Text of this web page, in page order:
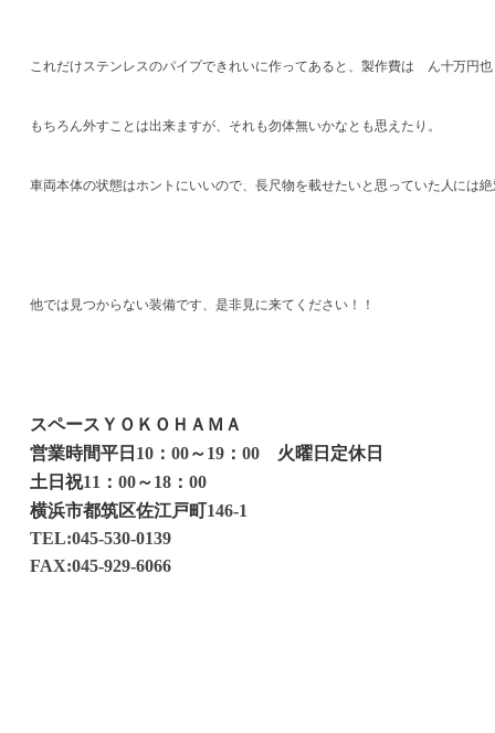
これだけステンレスのパイプできれいに作ってあると、製作費は ん十万円也
もちろん外すことは出来ますが、それも勿体無いかなとも思えたり。
車両本体の状態はホントにいいので、長尺物を載せたいと思っていた人には絶
他では見つからない装備です、是非見に来てください！！
スペースＹＯＫＯＨＡＭＡ
営業時間平日10： 00～19： 00火曜日定休日
土日祝11 ： 00～18： 00
横浜市都筑区佐江戸町146-1
TEL:045-530-0139
FAX:045-929-6066